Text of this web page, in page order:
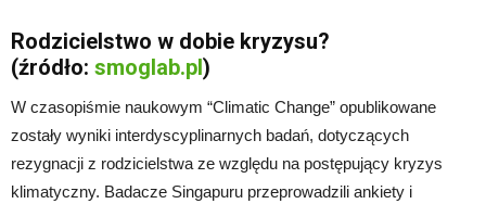
Rodzicielstwo w dobie kryzysu?
(źródło: smoglab.pl)
W czasopiśmie naukowym “Climatic Change” opublikowane
zostały wyniki interdyscyplinarnych badań, dotyczących
rezygnacji z rodzicielstwa ze względu na postępujący kryzys
klimatyczny. Badacze Singapuru przeprowadzili ankiety i